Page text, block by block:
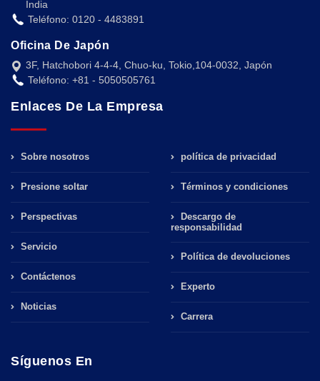
India
Teléfono: 0120 - 4483891
Oficina De Japón
3F, Hatchobori 4-4-4, Chuo-ku, Tokio,104-0032, Japón
Teléfono: +81 - 5050505761
Enlaces De La Empresa
Sobre nosotros
Presione soltar
Perspectivas
Servicio
Contáctenos
Noticias
política de privacidad
Términos y condiciones
Descargo de
responsabilidad
Política de devoluciones
Experto
Carrera
Síguenos En